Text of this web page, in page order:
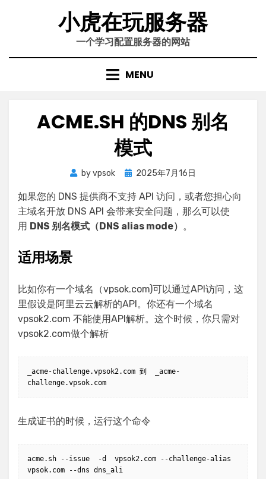
小虎在玩服务器
一个学习配置服务器的网站
MENU
ACME.SH 的DNS 别名
模式
byvpsok
Posted
2025年7月16日
如果您的 DNS 提供商不支持 API 访问，或者您担心向
主域名开放 DNS API 会带来安全问题，那么可以使
用 DNS 别名模式（DNS alias mode） 。
适用场景
比如你有一个域名（vpsok.com)可以通过API访问，这
里假设是阿里云云解析的API。你还有一个域名
vpsok2.com 不能使用API解析。这个时候，你只需对
vpsok2.com做个解析
_acme-challenge.vpsok2.com 到  _acme-
challenge.vpsok.com
生成证书的时候，运行这个命令
acme.sh --issue  -d  vpsok2.com --challenge-alias
vpsok.com --dns dns_ali